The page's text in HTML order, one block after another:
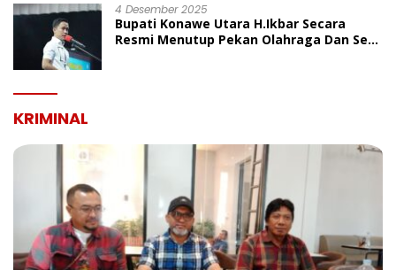
4 Desember 2025
Bupati Konawe Utara H.Ikbar Secara
Resmi Menutup Pekan Olahraga Dan Seni
KRIMINAL